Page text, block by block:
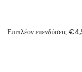
Επιπλέον επενδύσεις